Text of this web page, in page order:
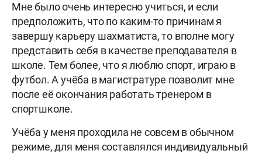
Мне было очень интересно учиться, и если
предположить, что по каким-то причинам я
завершу карьеру шахматиста, то вполне могу
представить себя в качестве преподавателя в
школе. Тем более, что я люблю спорт, играю в
футбол. А учёба в магистратуре позволит мне
после её окончания работать тренером в
спортшколе.
Учёба у меня проходила не совсем в обычном
режиме, для меня составлялся индивидуальный